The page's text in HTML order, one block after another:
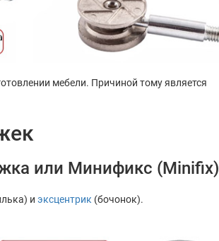
мебели. Причиной тому является
или Минификс (Minifix)
и эксцентрик (бочонок).